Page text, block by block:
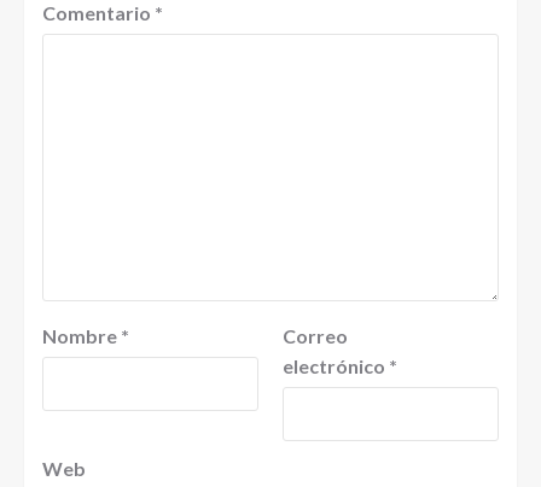
Comentario *
Nombre *
Correo
electrónico *
Web